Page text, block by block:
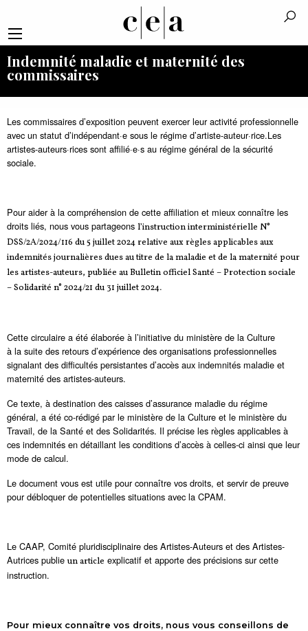
Indemnité maladie et maternité des
commissaires
Les commissaires d’exposition peuvent exercer leur activité professionnelle
avec un statut d’indépendant·e sous le régime d’artiste-auteur·rice.Les
artistes-auteurs·rices sont affilié·e·s au régime général de la sécurité
sociale.
Pour aider à la compréhension de cette affiliation et mieux connaître les
droits liés, nous vous partageons l’instruction interministérielle N°
DSS/2A/2024/116 du 5 juillet 2024 relative aux règles applicables aux
indemnités journalières dues au titre de la maladie et de la maternité pour
les artistes-auteurs, publiée au Bulletin officiel Santé – Protection sociale
– Solidarité n° 2024/21 du 31 juillet 2024.
Cette circulaire a été élaborée à l’initiative du ministère de la Culture
à la suite des retours d’expérience des organisations professionnelles
signalant des difficultés persistantes d’accès aux indemnités maladie et
maternité des artistes-auteurs.
Ce texte, à destination des caisses d’assurance maladie du régime
général, a été co-rédigé par le ministère de la Culture et le ministère du
Travail, de la Santé et des Solidarités. Il précise les règles applicables à
ces indemnités en détaillant les conditions d’accès à celles-ci ainsi que leur
mode de calcul.
Le document vous est utile pour connaître vos droits, et servir de preuve
pour débloquer de potentielles situations avec la CPAM.
Le CAAP, Comité pluridisciplinaire des Artistes-Auteurs et des Artistes-
Autrices publie un article explicatif et apporte des précisions sur cette
instruction.
Pour mieux connaître vos droits, nous vous conseillons de